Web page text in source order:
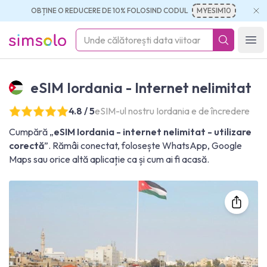
OBȚINE O REDUCERE DE 10% FOLOSIND CODUL MYESIM10
simsolo
eSIM Iordania - Internet nelimitat
4.8 / 5eSIM-ul nostru Iordania e de încredere
Cumpără „eSIM Iordania - internet nelimitat - utilizare
corectă”. Rămâi conectat, folosește WhatsApp, Google
Maps sau orice altă aplicație ca și cum ai fi acasă.